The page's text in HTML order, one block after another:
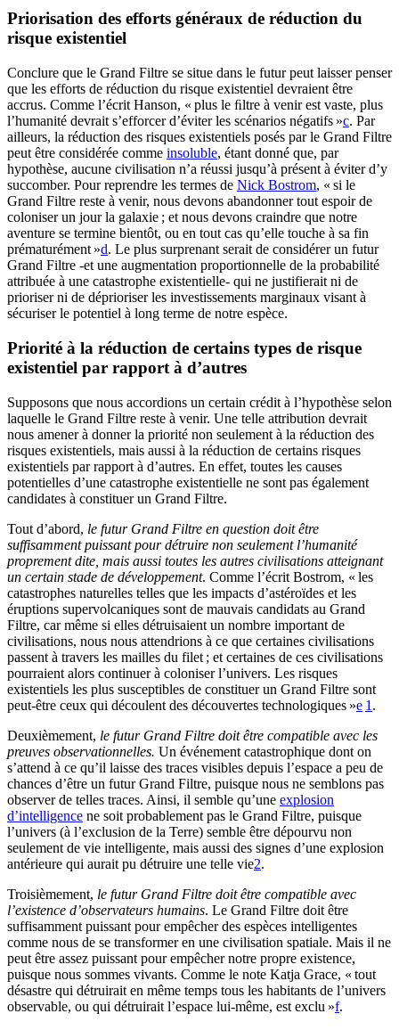
Priorisation des efforts généraux de réduction du
risque existentiel
Conclure que le Grand Filtre se situe dans le futur peut laisser penser
que les efforts de réduction du risque existentiel devraient être
accrus. Comme l’écrit Hanson, « plus le ﬁltre à venir est vaste, plus
l’humanité devrait s’efforcer d’éviter les scénarios négatifs »⁠c. Par
ailleurs, la réduction des risques existentiels posés par le Grand Filtre
peut être considérée comme insoluble, étant donné que, par
hypothèse, aucune civilisation n’a réussi jusqu’à présent à éviter d’y
succomber. Pour reprendre les termes de Nick Bostrom, « si le
Grand Filtre reste à venir, nous devons abandonner tout espoir de
coloniser un jour la galaxie ; et nous devons craindre que notre
aventure se termine bientôt, ou en tout cas qu’elle touche à sa fin
prématurément »⁠d. Le plus surprenant serait de considérer un futur
Grand Filtre -et une augmentation proportionnelle de la probabilité
attribuée à une catastrophe existentielle- qui ne justifierait ni de
prioriser ni de déprioriser les investissements marginaux visant à
sécuriser le potentiel à long terme de notre espèce.
Priorité à la réduction de certains types de risque
existentiel par rapport à d’autres
Supposons que nous accordions un certain crédit à l’hypothèse selon
laquelle le Grand Filtre reste à venir. Une telle attribution devrait
nous amener à donner la priorité non seulement à la réduction des
risques existentiels, mais aussi à la réduction de certains risques
existentiels par rapport à d’autres. En effet, toutes les causes
potentielles d’une catastrophe existentielle ne sont pas également
candidates à constituer un Grand Filtre.
Tout d’abord, le futur Grand Filtre en question doit être
suffisamment puissant pour détruire non seulement l’humanité
proprement dite, mais aussi toutes les autres civilisations atteignant
un certain stade de développement. Comme l’écrit Bostrom, « les
catastrophes naturelles telles que les impacts d’astéroïdes et les
éruptions supervolcaniques sont de mauvais candidats au Grand
Filtre, car même si elles détruisaient un nombre important de
civilisations, nous nous attendrions à ce que certaines civilisations
passent à travers les mailles du filet ; et certaines de ces civilisations
pourraient alors continuer à coloniser l’univers. Les risques
existentiels les plus susceptibles de constituer un Grand Filtre sont
peut-être ceux qui découlent des découvertes technologiques »⁠e 1 .
Deuxièmement, le futur Grand Filtre doit être compatible avec les
preuves observationnelles. Un événement catastrophique dont on
s’attend à ce qu’il laisse des traces visibles depuis l’espace a peu de
chances d’être un futur Grand Filtre, puisque nous ne semblons pas
observer de telles traces. Ainsi, il semble qu’une explosion
d’intelligence ne soit probablement pas le Grand Filtre, puisque
l’univers (à l’exclusion de la Terre) semble être dépourvu non
seulement de vie intelligente, mais aussi des signes d’une explosion
antérieure qui aurait pu détruire une telle vie⁠2.
Troisièmement, le futur Grand Filtre doit être compatible avec
l’existence d’observateurs humains. Le Grand Filtre doit être
suffisamment puissant pour empêcher des espèces intelligentes
comme nous de se transformer en une civilisation spatiale. Mais il ne
peut être assez puissant pour empêcher notre propre existence,
puisque nous sommes vivants. Comme le note Katja Grace, « tout
désastre qui détruirait en même temps tous les habitants de l’univers
observable, ou qui détruirait l’espace lui-même, est exclu »⁠f.